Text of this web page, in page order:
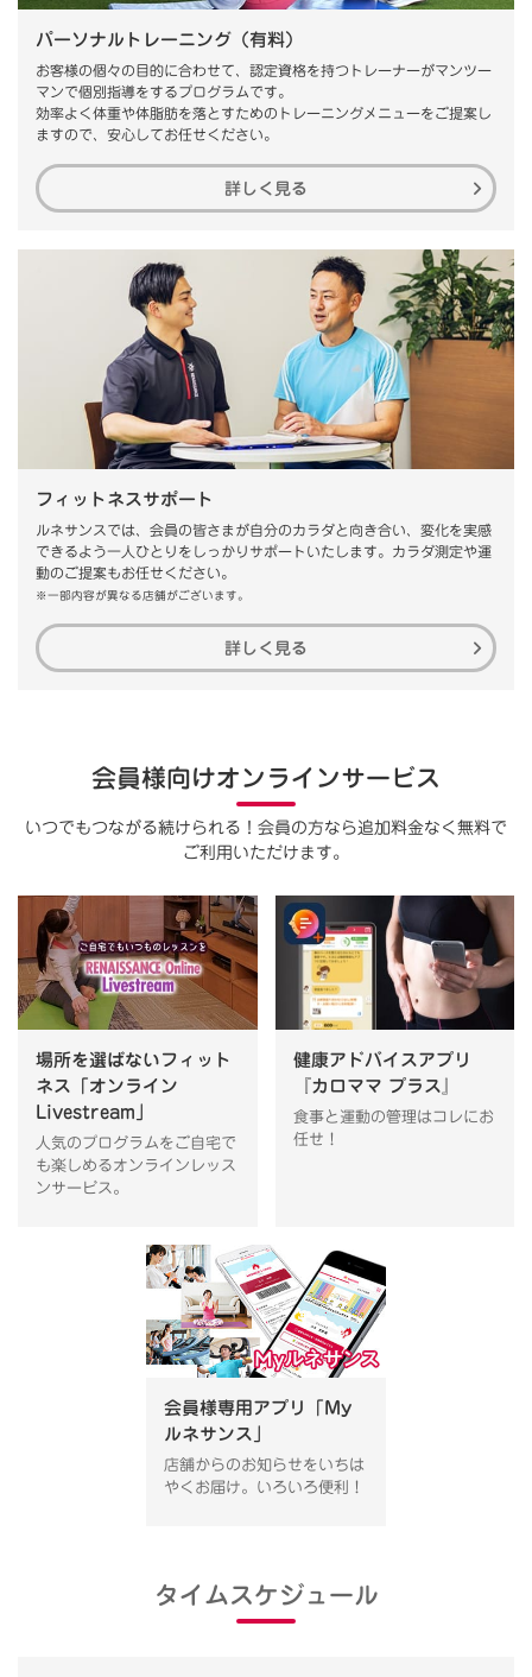
パーソナルトレーニング（有料）
お客様の個々の目的に合わせて、認定資格を持つトレーナーがマンツー
マンで個別指導をするプログラムです。
効率よく体重や体脂肪を落とすためのトレーニングメニューをご提案し
ますので、安心してお任せください。
詳しく見る
フィットネスサポート
ルネサンスでは、会員の皆さまが自分のカラダと向き合い、変化を実感
できるよう一人ひとりをしっかりサポートいたします。カラダ測定や運
動のご提案もお任せください。
※一部内容が異なる店舗がございます。
詳しく見る
会員様向けオンラインサービス
いつでもつながる続けられる！会員の方なら追加料金なく無料で
ご利用いただけます。
場所を選ばないフィット
ネス「オンライン
Livestream」
人気のプログラムをご自宅で
も楽しめるオンラインレッス
ンサービス。
健康アドバイスアプリ
『カロママ プラス』
食事と運動の管理はコレにお
任せ！
会員様専用アプリ「My
ルネサンス」
店舗からのお知らせをいちは
やくお届け。いろいろ便利！
タイムスケジュール